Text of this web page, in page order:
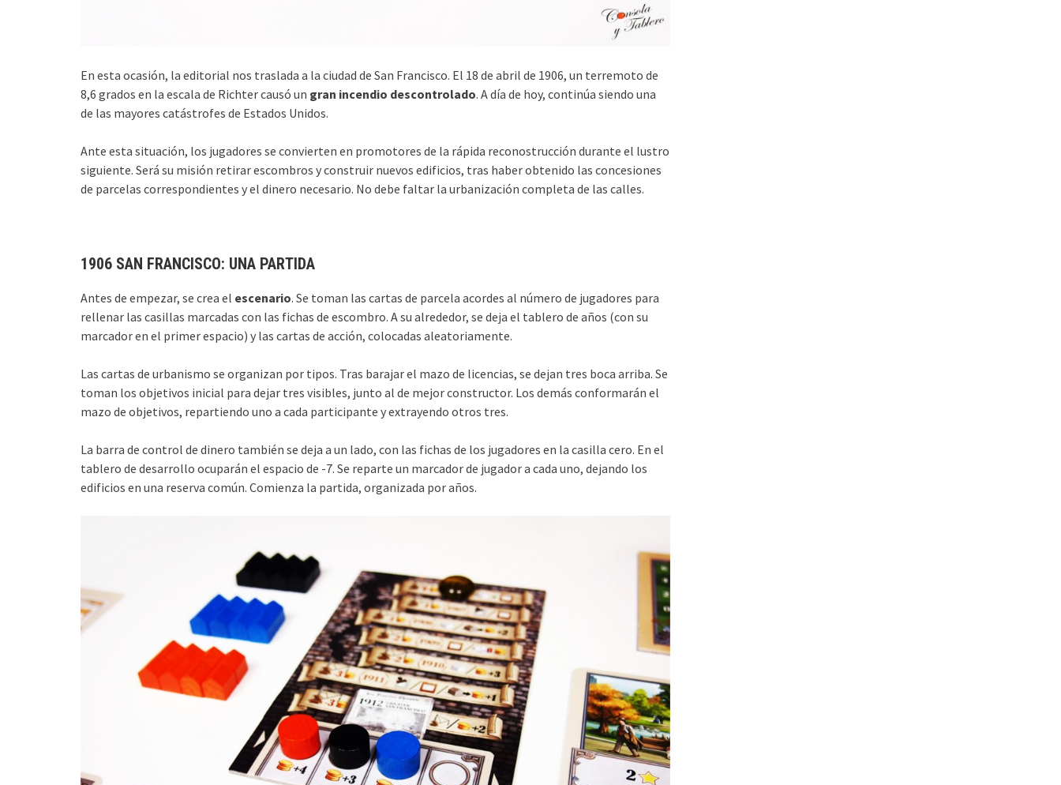
En esta ocasión, la editorial nos traslada a la ciudad de San Francisco. El 18 de abril de 1906, un terremoto de
8,6 grados en la escala de Richter causó un gran incendio descontrolado. A día de hoy, continúa siendo una
de las mayores catástrofes de Estados Unidos.
Ante esta situación, los jugadores se convierten en promotores de la rápida reconostrucción durante el lustro
siguiente. Será su misión retirar escombros y construir nuevos edificios, tras haber obtenido las concesiones
de parcelas correspondientes y el dinero necesario. No debe faltar la urbanización completa de las calles.
1906 SAN FRANCISCO: UNA PARTIDA
Antes de empezar, se crea el escenario. Se toman las cartas de parcela acordes al número de jugadores para
rellenar las casillas marcadas con las fichas de escombro. A su alrededor, se deja el tablero de años (con su
marcador en el primer espacio) y las cartas de acción, colocadas aleatoriamente.
Las cartas de urbanismo se organizan por tipos. Tras barajar el mazo de licencias, se dejan tres boca arriba. Se
toman los objetivos inicial para dejar tres visibles, junto al de mejor constructor. Los demás conformarán el
mazo de objetivos, repartiendo uno a cada participante y extrayendo otros tres.
La barra de control de dinero también se deja a un lado, con las fichas de los jugadores en la casilla cero. En el
tablero de desarrollo ocuparán el espacio de -7. Se reparte un marcador de jugador a cada uno, dejando los
edificios en una reserva común. Comienza la partida, organizada por años.